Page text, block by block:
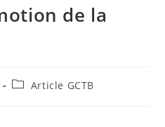
de la
Article GCTB